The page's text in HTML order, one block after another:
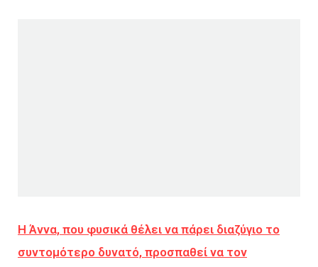
Η Άννα, που φυσικά θέλει να πάρει διαζύγιο το
συντομότερο δυνατό, προσπαθεί να τον